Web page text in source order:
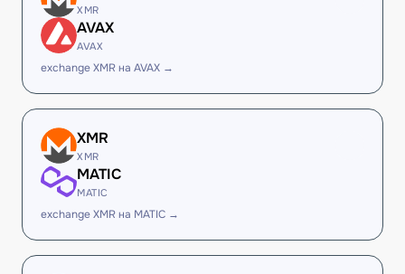
XMR
AVAX
AVAX
exchange XMR на AVAX →
XMR
XMR
MATIC
MATIC
exchange XMR на MATIC →